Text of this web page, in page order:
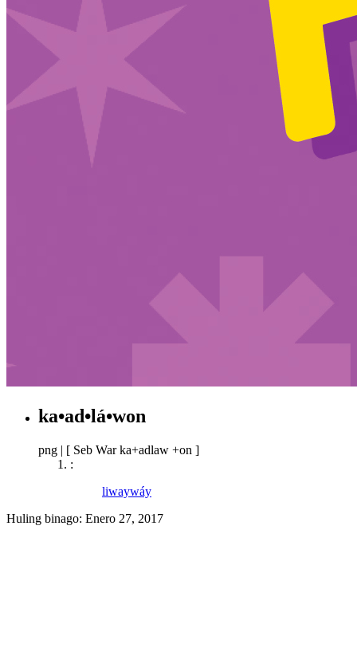
ka•ad•lá•won
png | [ Seb War ka+adlaw +on ]
:
liwaywáy
Huling binago: Enero 27, 2017